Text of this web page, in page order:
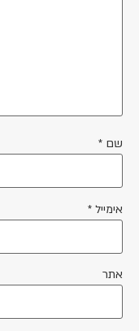
שם *
אימייל *
אתר